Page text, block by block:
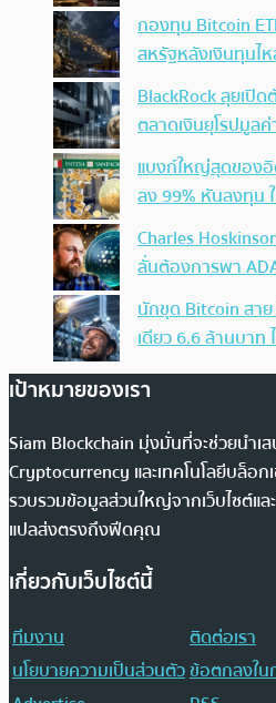
กองทุน Bitcoin
สหรัฐหลังเงินทุนไ
BlackRock ลุยเปิ
ตลาดเงินยุโรปมูล
แบงก์ใหญ่สุดของอิ
ลง 99% หันลงทุน
Charles
ลั่นต้องการพา
นักขุด Bitcoin สา
เดียว 6.6 ล้านบา
เป้าหมายของเรา
Siam Blockchain มุ่งมั่นที่จะช่วยนำเ
Cryptocurrency และเทคโนโลยีบล็อก
รวบรวมข้อมูลส่วนใหญ่จากเว็บไซต์แล
แปลส่งตรงถึงฟีดคุณ
เกี่ยวกับเว็บไซต์นี้
ทีมงาน
ติดต่อเรา
นโยบายความเป็นส่วนตัวข้อตกลงใน